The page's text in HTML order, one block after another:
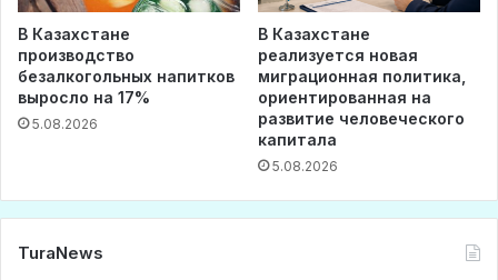
В Казахстане
производство
безалкогольных напитков
выросло на 17%
5.08.2026
В Казахстане
реализуется новая
миграционная политика,
ориентированная на
развитие человеческого
капитала
5.08.2026
TuraNews